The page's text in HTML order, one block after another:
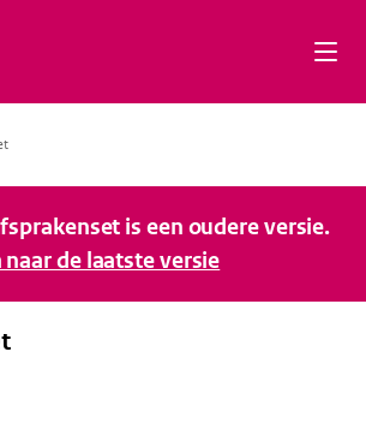
is een oudere versie.
naar de laatste versie